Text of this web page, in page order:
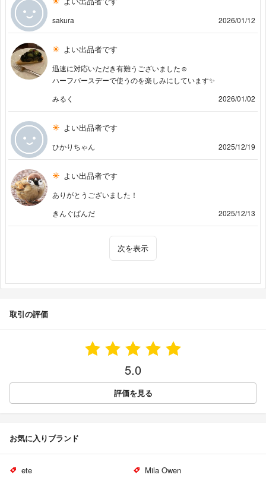
sakura 2026/01/12
よい出品者です
迅速に対応いただき有難うございました☺️
ハーフバースデーで使うのを楽しみにしています✨
みるく
2026/01/02
よい出品者です
ひかりちゃん 2025/12/19
よい出品者です
ありがとうございました！
きんぐぱんだ
2025/12/13
次を表示
取引の評価
5.0
評価を見る
お気に入りブランド
ete Mila Owen